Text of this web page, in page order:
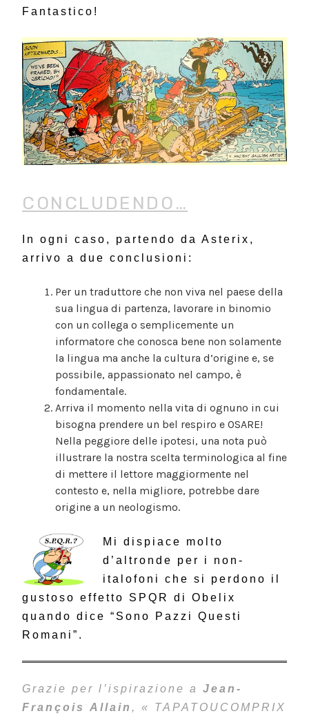
Fantastico!
CONCLUDENDO…
In ogni caso, partendo da Asterix,
arrivo a due conclusioni:
Per un traduttore che non viva nel paese della
sua lingua di partenza, lavorare in binomio
con un collega o semplicemente un
informatore che conosca bene non solamente
la lingua ma anche la cultura d’origine e, se
possibile, appassionato nel campo, è
fondamentale.
Arriva il momento nella vita di ognuno in cui
bisogna prendere un bel respiro e OSARE!
Nella peggiore delle ipotesi, una nota può
illustrare la nostra scelta terminologica al fine
di mettere il lettore maggiormente nel
contesto e, nella migliore, potrebbe dare
origine a un neologismo.
Mi dispiace molto
d’altronde per i non-
italofoni che si perdono il
gustoso effetto SPQR di Obelix
quando dice “Sono Pazzi Questi
Romani”.
Grazie per l’ispirazione a Jean-
François Allain , « TAPATOUCOMPRIX